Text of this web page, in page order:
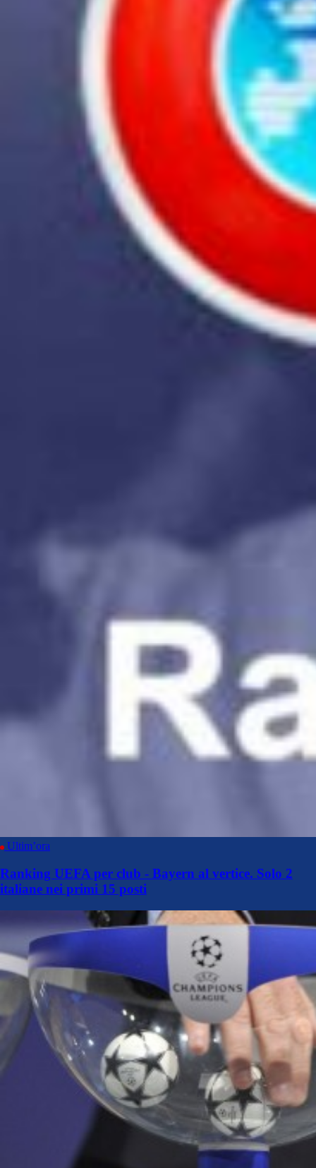
Ultim’ora
Ranking UEFA per club - Bayern al vertice. Solo 2
italiane nei primi 15 posti